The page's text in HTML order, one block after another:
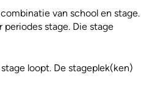
van school en stage.
stage. Die stage
loopt. De stageplek(ken)